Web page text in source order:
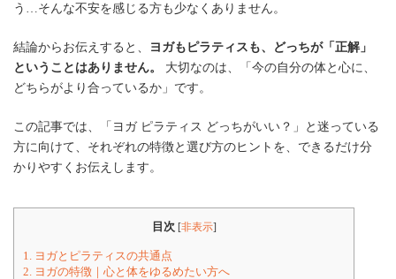
う…そんな不安を感じる方も少なくありません。
結論からお伝えすると、
ヨガもピラティスも、どっちが「正解」
ということはありません。
大切なのは、「今の自分の体と心に、
どちらがより合っているか」です。
この記事では、「ヨガ ピラティス どっちがいい？」と迷っている
方に向けて、それぞれの特徴と選び方のヒントを、できるだけ分
かりやすくお伝えします。
目次 [非表示]
1.
ヨガとピラティスの共通点
2. ヨガの特徴｜心と体をゆるめたい方へ